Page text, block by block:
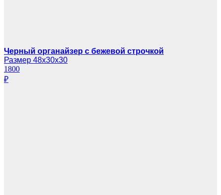
Черный органайзер с бежевой строчкой
Размер 48х30х30
1800
₽